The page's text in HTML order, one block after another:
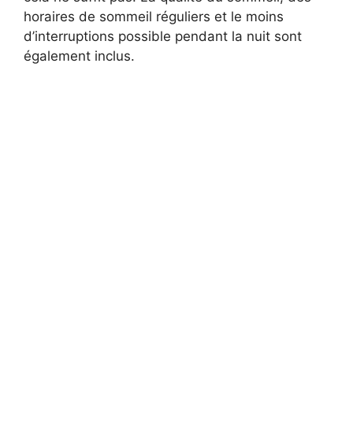
horaires de sommeil réguliers et le moins
d’interruptions possible pendant la nuit sont
également inclus.